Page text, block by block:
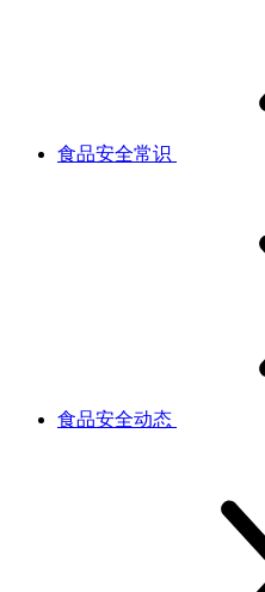
食品安全常识
食品安全动态